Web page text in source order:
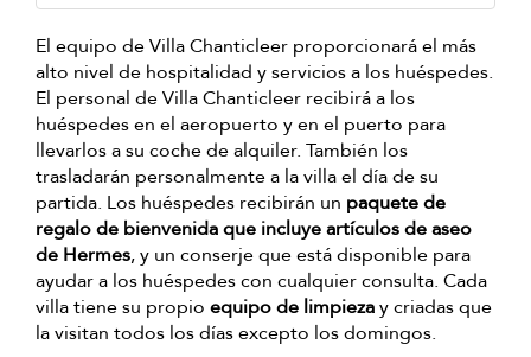
El equipo de Villa Chanticleer proporcionará el más
alto nivel de hospitalidad y servicios a los huéspedes.
El personal de Villa Chanticleer recibirá a los
huéspedes en el aeropuerto y en el puerto para
llevarlos a su coche de alquiler. También los
trasladarán personalmente a la villa el día de su
partida. Los huéspedes recibirán un paquete de
regalo de bienvenida que incluye artículos de aseo
de Hermes, y un conserje que está disponible para
ayudar a los huéspedes con cualquier consulta. Cada
villa tiene su propio equipo de limpiezay criadas que
la visitan todos los días excepto los domingos.